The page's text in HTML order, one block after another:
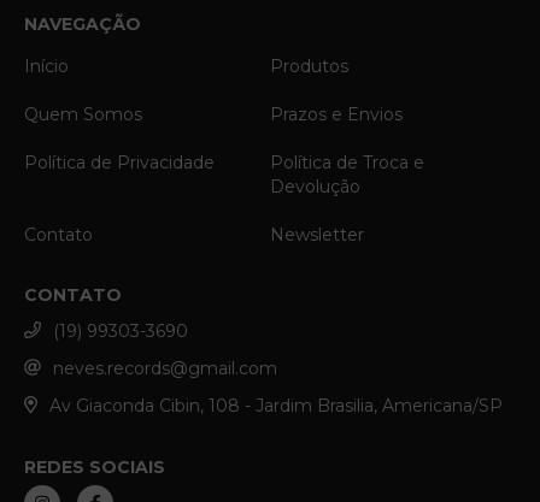
NAVEGAÇÃO
Início
Produtos
Quem Somos Prazos e Envios
Política de Privacidade
Política de Troca e
Devolução
Contato Newsletter
CONTATO
(19) 99303-3690
neves.records@gmail.com
Av Giaconda Cibin, 108 - Jardim Brasilia, Americana/SP
REDES SOCIAIS